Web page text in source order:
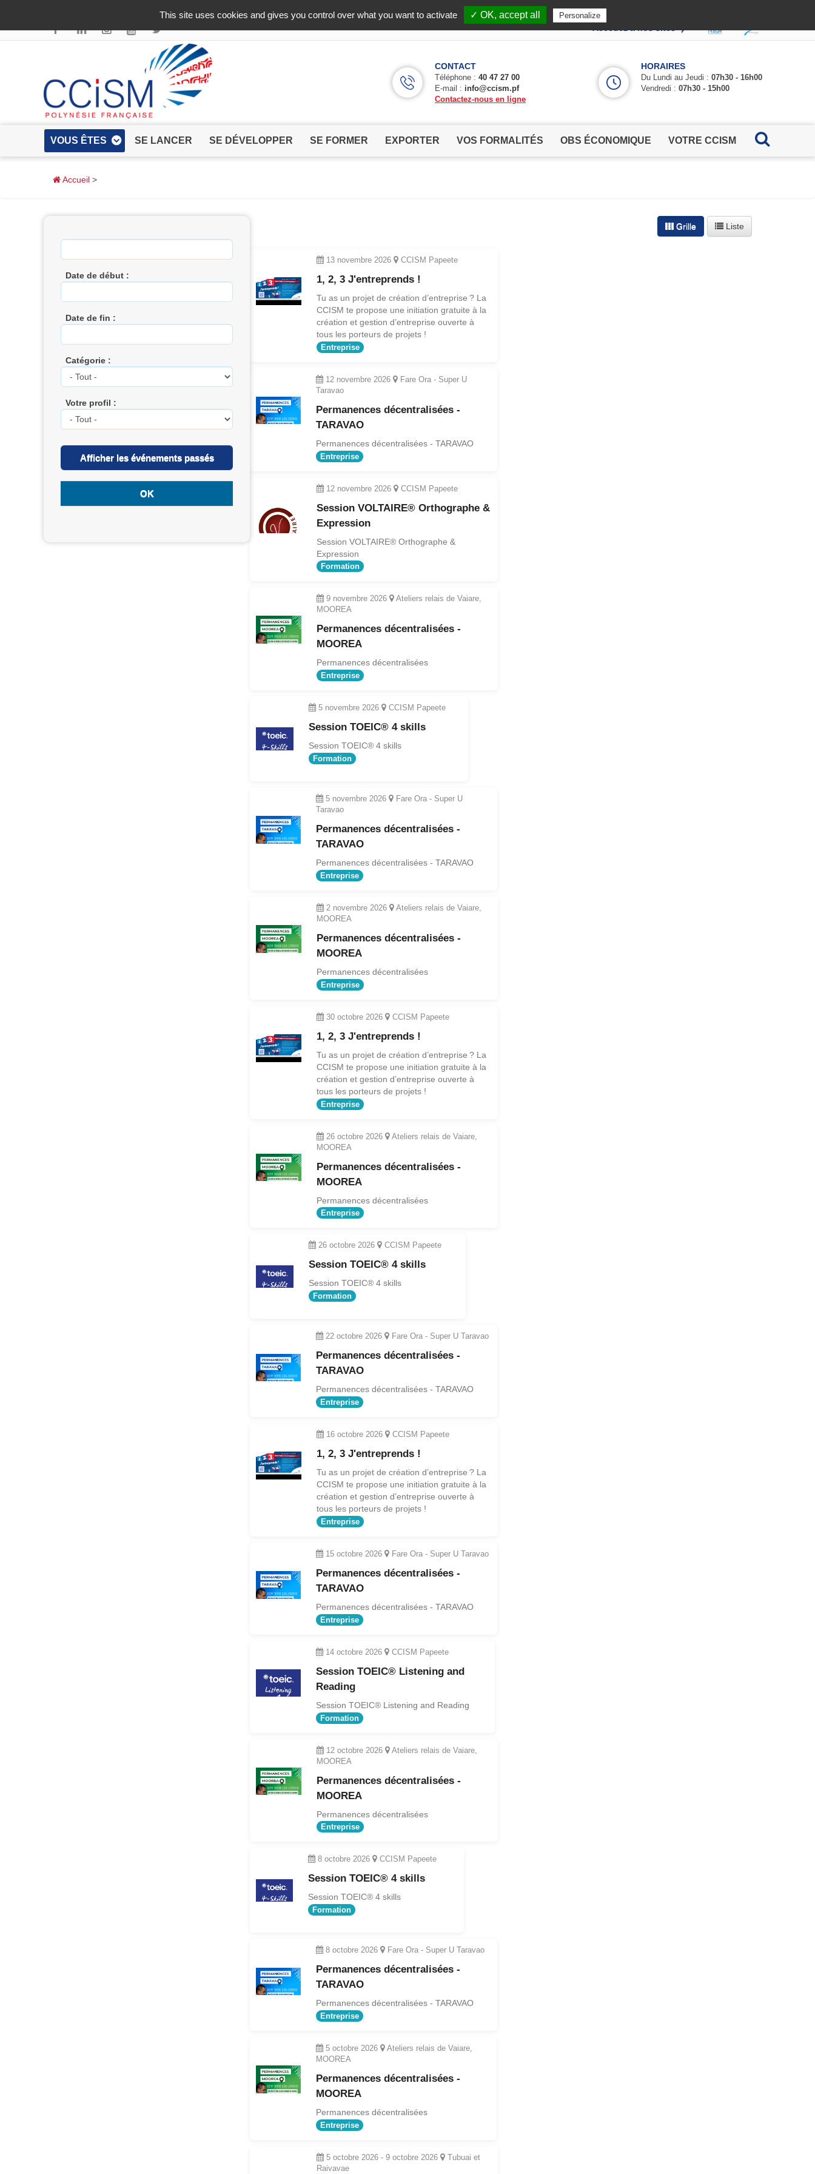
✓ Allow
CONTACT
Téléphone : 40 47 27 00
E-mail : info@ccism.pf
Contactez-nous en ligne
HORAIRES
Du Lundi au Jeudi : 07h30 - 16h00
Vendredi : 07h30 - 15h00
VOUS ÊTES SE LANCER SE DÉVELOPPER SE FORMER EXPORTER VOS FORMALITÉS OBS ÉCONOMIQUE VOTRE CCISM
Accueil >
Date de début :
Date de fin :
Catégorie :
Votre profil :
Afficher les événements passés
OK
Grille Liste
13 novembre 2026 CCISM Papeete
1, 2, 3 J'entreprends !
Tu as un projet de création d’entreprise ? La
CCISM te propose une initiation gratuite à la
création et gestion d’entreprise ouverte à
tous les porteurs de projets !
Entreprise
12 novembre 2026
Fare Ora - Super U
Taravao
Permanences décentralisées -
TARAVAO
Permanences décentralisées - TARAVAO
Entreprise
12 novembre 2026 CCISM Papeete
Session VOLTAIRE® Orthographe &
Expression
Session VOLTAIRE® Orthographe &
Expression
Formation
9 novembre 2026
Ateliers relais de Vaiare,
MOOREA
Permanences décentralisées -
MOOREA
Permanences décentralisées
Entreprise
5 novembre 2026 CCISM Papeete
Session TOEIC® 4 skills
Session TOEIC® 4 skills
Formation
5 novembre 2026
Fare Ora - Super U
Taravao
Permanences décentralisées -
TARAVAO
Permanences décentralisées - TARAVAO
Entreprise
2 novembre 2026
Ateliers relais de Vaiare,
MOOREA
Permanences décentralisées -
MOOREA
Permanences décentralisées
Entreprise
30 octobre 2026 CCISM Papeete
1, 2, 3 J'entreprends !
Tu as un projet de création d’entreprise ? La
CCISM te propose une initiation gratuite à la
création et gestion d’entreprise ouverte à
tous les porteurs de projets !
Entreprise
26 octobre 2026
Ateliers relais de Vaiare,
MOOREA
Permanences décentralisées -
MOOREA
Permanences décentralisées
Entreprise
26 octobre 2026 CCISM Papeete
Session TOEIC® 4 skills
Session TOEIC® 4 skills
Formation
22 octobre 2026 Fare Ora - Super U Taravao
Permanences décentralisées -
TARAVAO
Permanences décentralisées - TARAVAO
Entreprise
16 octobre 2026 CCISM Papeete
1, 2, 3 J'entreprends !
Tu as un projet de création d’entreprise ? La
CCISM te propose une initiation gratuite à la
création et gestion d’entreprise ouverte à
tous les porteurs de projets !
Entreprise
15 octobre 2026 Fare Ora - Super U Taravao
Permanences décentralisées -
TARAVAO
Permanences décentralisées - TARAVAO
Entreprise
14 octobre 2026 CCISM Papeete
Session TOEIC® Listening and
Reading
Session TOEIC® Listening and Reading
Formation
12 octobre 2026
Ateliers relais de Vaiare,
MOOREA
Permanences décentralisées -
MOOREA
Permanences décentralisées
Entreprise
8 octobre 2026 CCISM Papeete
Session TOEIC® 4 skills
Session TOEIC® 4 skills
Formation
8 octobre 2026 Fare Ora - Super U Taravao
Permanences décentralisées -
TARAVAO
Permanences décentralisées - TARAVAO
Entreprise
5 octobre 2026
Ateliers relais de Vaiare,
MOOREA
Permanences décentralisées -
MOOREA
Permanences décentralisées
Entreprise
5 octobre 2026- 9 octobre 2026
Tubuai et
Raivavae
This site uses cookies and gives you control over what you want to activate ✓ OK, accept all Personalize